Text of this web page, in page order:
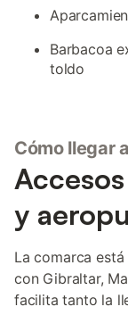
Barbacoa
toldo
Cómo llegar
y
La comarca
con Gibraltar,
facilita tanto la